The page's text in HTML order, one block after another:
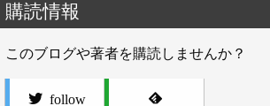
購読情報
このブログや著者を購読しませんか？
follow